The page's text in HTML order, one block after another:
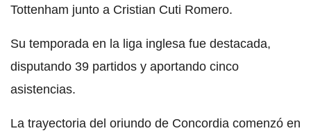
Tottenham junto a Cristian Cuti Romero.
Su temporada en la liga inglesa fue destacada,
disputando 39 partidos y aportando cinco
asistencias.
La trayectoria del oriundo de Concordia comenzó en